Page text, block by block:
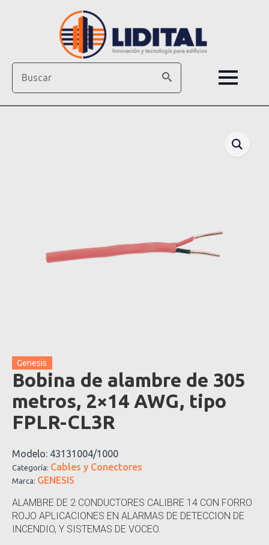
Genesis
Bobina de alambre de 305
metros, 2×14 AWG, tipo
FPLR-CL3R
Modelo: 43131004/1000
Categoría: Cables y Conectores
Marca: GENESIS
ALAMBRE DE 2 CONDUCTORES CALIBRE 14 CON FORRO
ROJO APLICACIONES EN ALARMAS DE DETECCION DE
INCENDIO, Y SISTEMAS DE VOCEO.